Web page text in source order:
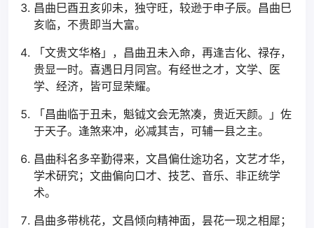
昌曲巳酉丑亥卯未，独守旺，较逊于申子辰。昌曲巳
亥临，不贵即当大富。
「文贵文华格」，昌曲丑未入命，再逢吉化、禄存，
贵显一时。喜遇日月同宫。有经世之才，文学、医
学、经济，皆可显荣耀。
「昌曲临于丑未，魁钺文会无煞凑，贵近天颜。」佐
于天子。逢煞来冲，必减其吉，可辅一县之主。
昌曲科名多辛勤得来，文昌偏仕途功名，文艺才华，
学术研究；文曲偏向口才、技艺、音乐、非正统学
术。
昌曲多带桃花，文昌倾向精神面，昙花一现之相犀；